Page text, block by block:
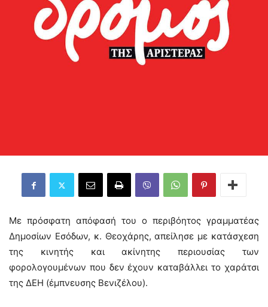
Με πρόσφατη απόφασή του ο περιβόητος γραμματέας
Δημοσίων Εσόδων, κ. Θεοχάρης, απείλησε με κατάσχεση
της κινητής και ακίνητης περιουσίας των
φορολογουμένων που δεν έχουν καταβάλλει το χαράτσι
της ΔΕΗ (έμπνευσης Βενιζέλου).